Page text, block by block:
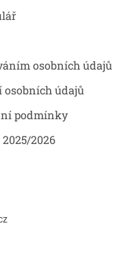
p
s
osobních údajů
osobních údajů
podmínky
2026